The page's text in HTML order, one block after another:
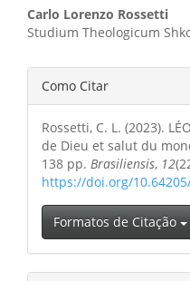
Conteúdo
do
artigo
principal
Carlo Lorenzo Rossetti
Studium Theologicum
Detalhes
do
artigo
Como Citar
Rossetti, C. L. (2023).
de Dieu et salut du
138 pp. Brasiliensis, 12
https://doi.org/
Formatos de Citação